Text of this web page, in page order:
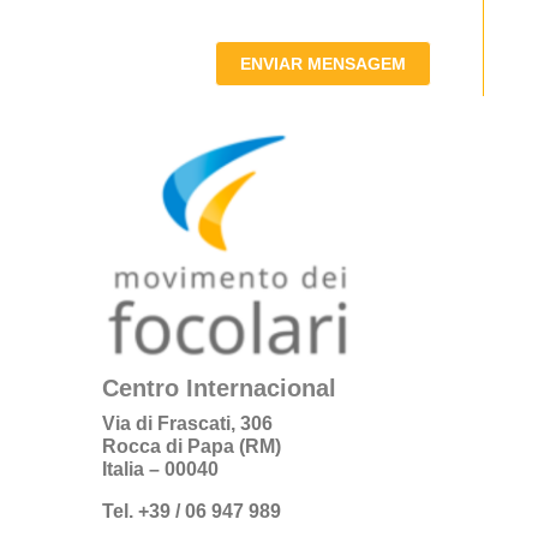
ENVIAR MENSAGEM
Centro Internacional
Via di Frascati, 306
Rocca di Papa (RM)
Italia – 00040
Tel. +39 / 06 947 989